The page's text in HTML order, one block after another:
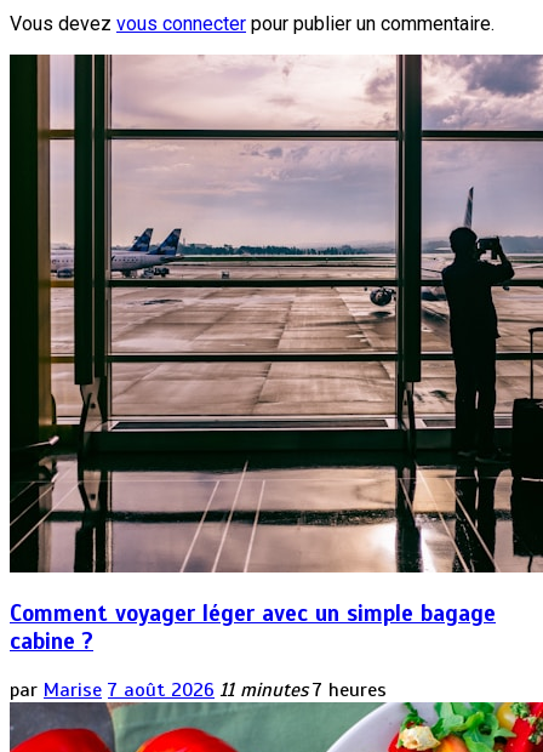
Vous devez vous connecter pour publier un commentaire.
Comment voyager léger avec un simple bagage
cabine ?
par Marise 7 août 2026 11 minutes 7 heures